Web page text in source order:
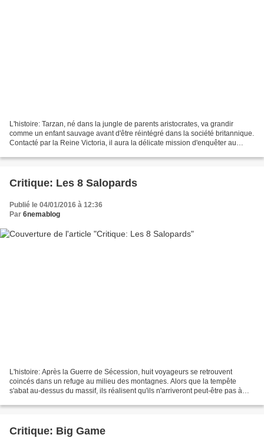
L'histoire: Tarzan, né dans la jungle de parents aristocrates, va grandir
comme un enfant sauvage avant d'être réintégré dans la société britannique.
Contacté par la Reine Victoria, il aura la délicate mission d'enquêter au
Critique: Les 8 Salopards
Publié le 04/01/2016 à 12:36
Par 6nemablog
L'histoire: Après la Guerre de Sécession, huit voyageurs se retrouvent
coincés dans un refuge au milieu des montagnes. Alors que la tempête
s'abat au-dessus du massif, ils réalisent qu'ils n'arriveront peut-être pas à
Critique: Big Game